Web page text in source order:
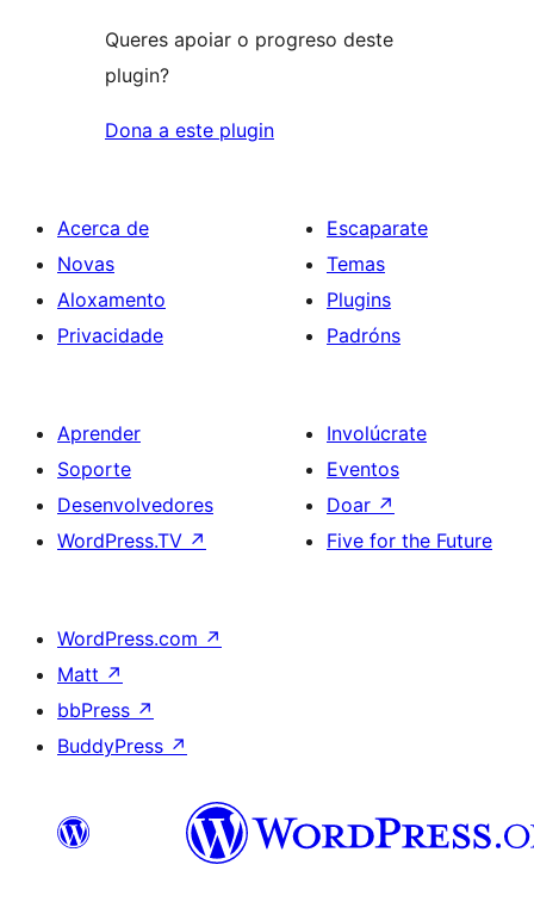
Queres apoiar o progreso deste
plugin?
Dona a este plugin
Acerca de
Novas
Aloxamento
Privacidade
Escaparate
Temas
Plugins
Padróns
Aprender
Soporte
Desenvolvedores
WordPress.TV ↗
Involúcrate
Eventos
Doar ↗
Five for the Future
WordPress.com ↗
Matt ↗
bbPress ↗
BuddyPress ↗